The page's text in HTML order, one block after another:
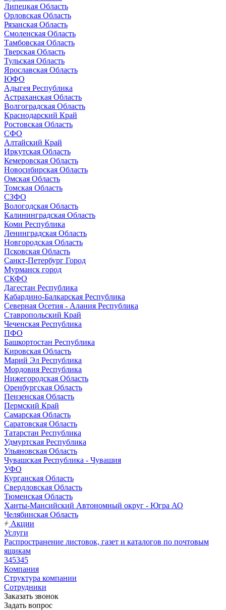
Липецкая Область
Орловская Область
Рязанская Область
Смоленская Область
Тамбовская Область
Тверская Область
Тульская Область
Ярославская Область
ЮФО
Адыгея Республика
Астраханская Область
Волгоградская Область
Краснодарский Край
Ростовская Область
СФО
Алтайский Край
Иркутская Область
Кемеровская Область
Новосибирская Область
Омская Область
Томская Область
СЗФО
Вологодская Область
Калининградская Область
Коми Республика
Ленинградская Область
Новгородская Область
Псковская Область
Санкт-Петербург Город
Мурманск город
СКФО
Дагестан Республика
Кабардино-Балкарская Республика
Северная Осетия - Алания Республика
Ставропольский Край
Чеченская Республика
ПФО
Башкортостан Республика
Кировская Область
Марий Эл Республика
Мордовия Республика
Нижегородская Область
Оренбургская Область
Пензенская Область
Пермский Край
Самарская Область
Саратовская Область
Татарстан Республика
Удмуртская Республика
Ульяновская Область
Чувашская Республика - Чувашия
УФО
Курганская Область
Свердловская Область
Тюменская Область
Ханты-Мансийский Автономный округ - Югра АО
Челябинская Область
Акции
Услуги
Распространение листовок, газет и каталогов по почтовым
ящикам
345345
Компания
Структура компании
Сотрудники
Заказать звонок
Задать вопрос